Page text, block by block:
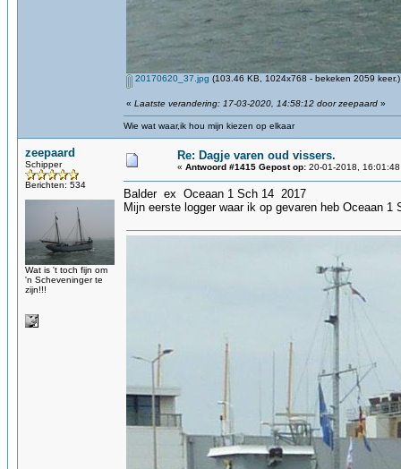
20170620_37.jpg (103.46 KB, 1024x768 - bekeken 2059 keer.)
« Laatste verandering: 17-03-2020, 14:58:12 door zeepaard »
Wie wat waar,ik hou mijn kiezen op elkaar
zeepaard
Schipper
Berichten: 534
Wat is 't toch fijn om
'n Scheveninger te
zijn!!!
Re: Dagje varen oud vissers.
« Antwoord #1415 Gepost op: 20-01-2018,
Balder ex Oceaan 1 Sch 14 2017
Mijn eerste logger waar ik op gevaren heb Oceaan 1